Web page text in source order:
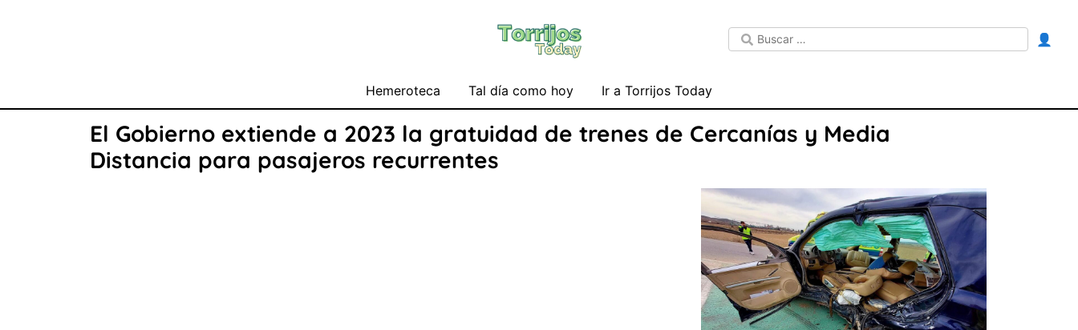
👤
Hemeroteca Tal día como hoy Ir a Torrijos Today
El Gobierno extiende a 2023 la gratuidad de trenes de Cercanías y Media
Distancia para pasajeros recurrentes